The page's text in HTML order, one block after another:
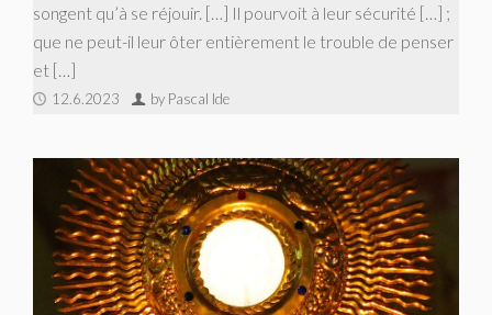
songent qu’à se réjouir. […] Il pourvoit à leur sécurité […] ;
que ne peut-il leur ôter entièrement le trouble de penser
et […]
12.6.2023 by Pascal Ide